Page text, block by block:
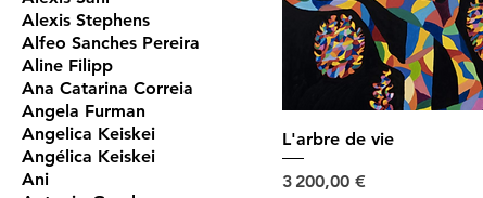
Alexis Stephens
Alfeo Sanches Pereira
Aline Filipp
Ana Catarina Correia
Angela Furman
Angelica Keiskei
Angélica Keiskei
Ani
L'arbre de vie
Prix
3 200,00 €